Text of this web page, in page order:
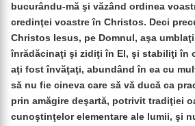
bucurându-mă şi văzând ordinea
credinţei voastre în Christos. Deci
Christos Iesus, pe Domnul, aşa
înrădăcinaţi şi zidiţi în El, şi stabiliţi în
aţi fost învăţaţi, abundând în ea cu
să nu fie cineva care să vă ducă ca
prin amăgire deşartă, potrivit tradiţiei
cunoştinţelor elementare ale lumii, şi